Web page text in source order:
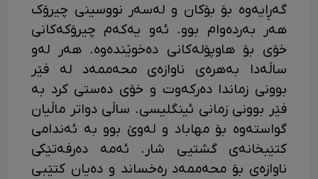
گەڕایەوە بۆ بۆکان و لەسەر نووسینی چیرۆک
هەر بەردەوام بوو. ئەو یەکەم چیرۆکەکانی
خۆی بۆ هاوپۆلەکانی دەخوێندەوە. هەر لەو
ساڵەدا بەهرەی ناوازەی محەممەد لە فێر
بوونی زماندا دەرکەوت و خۆی دەستی کرد بە
فێر بوونی زمانی ئینگلیسی. ساڵی دواتر ماڵیان
گواستەوە بۆ مهاباد و لەوێ بوو بە ئەندامی
کتێبخانەی گشتیی شار. ئەمە دەرفەتێکی
ناوازەی بۆ محەممەد رەخساند و دەیان کتێبی